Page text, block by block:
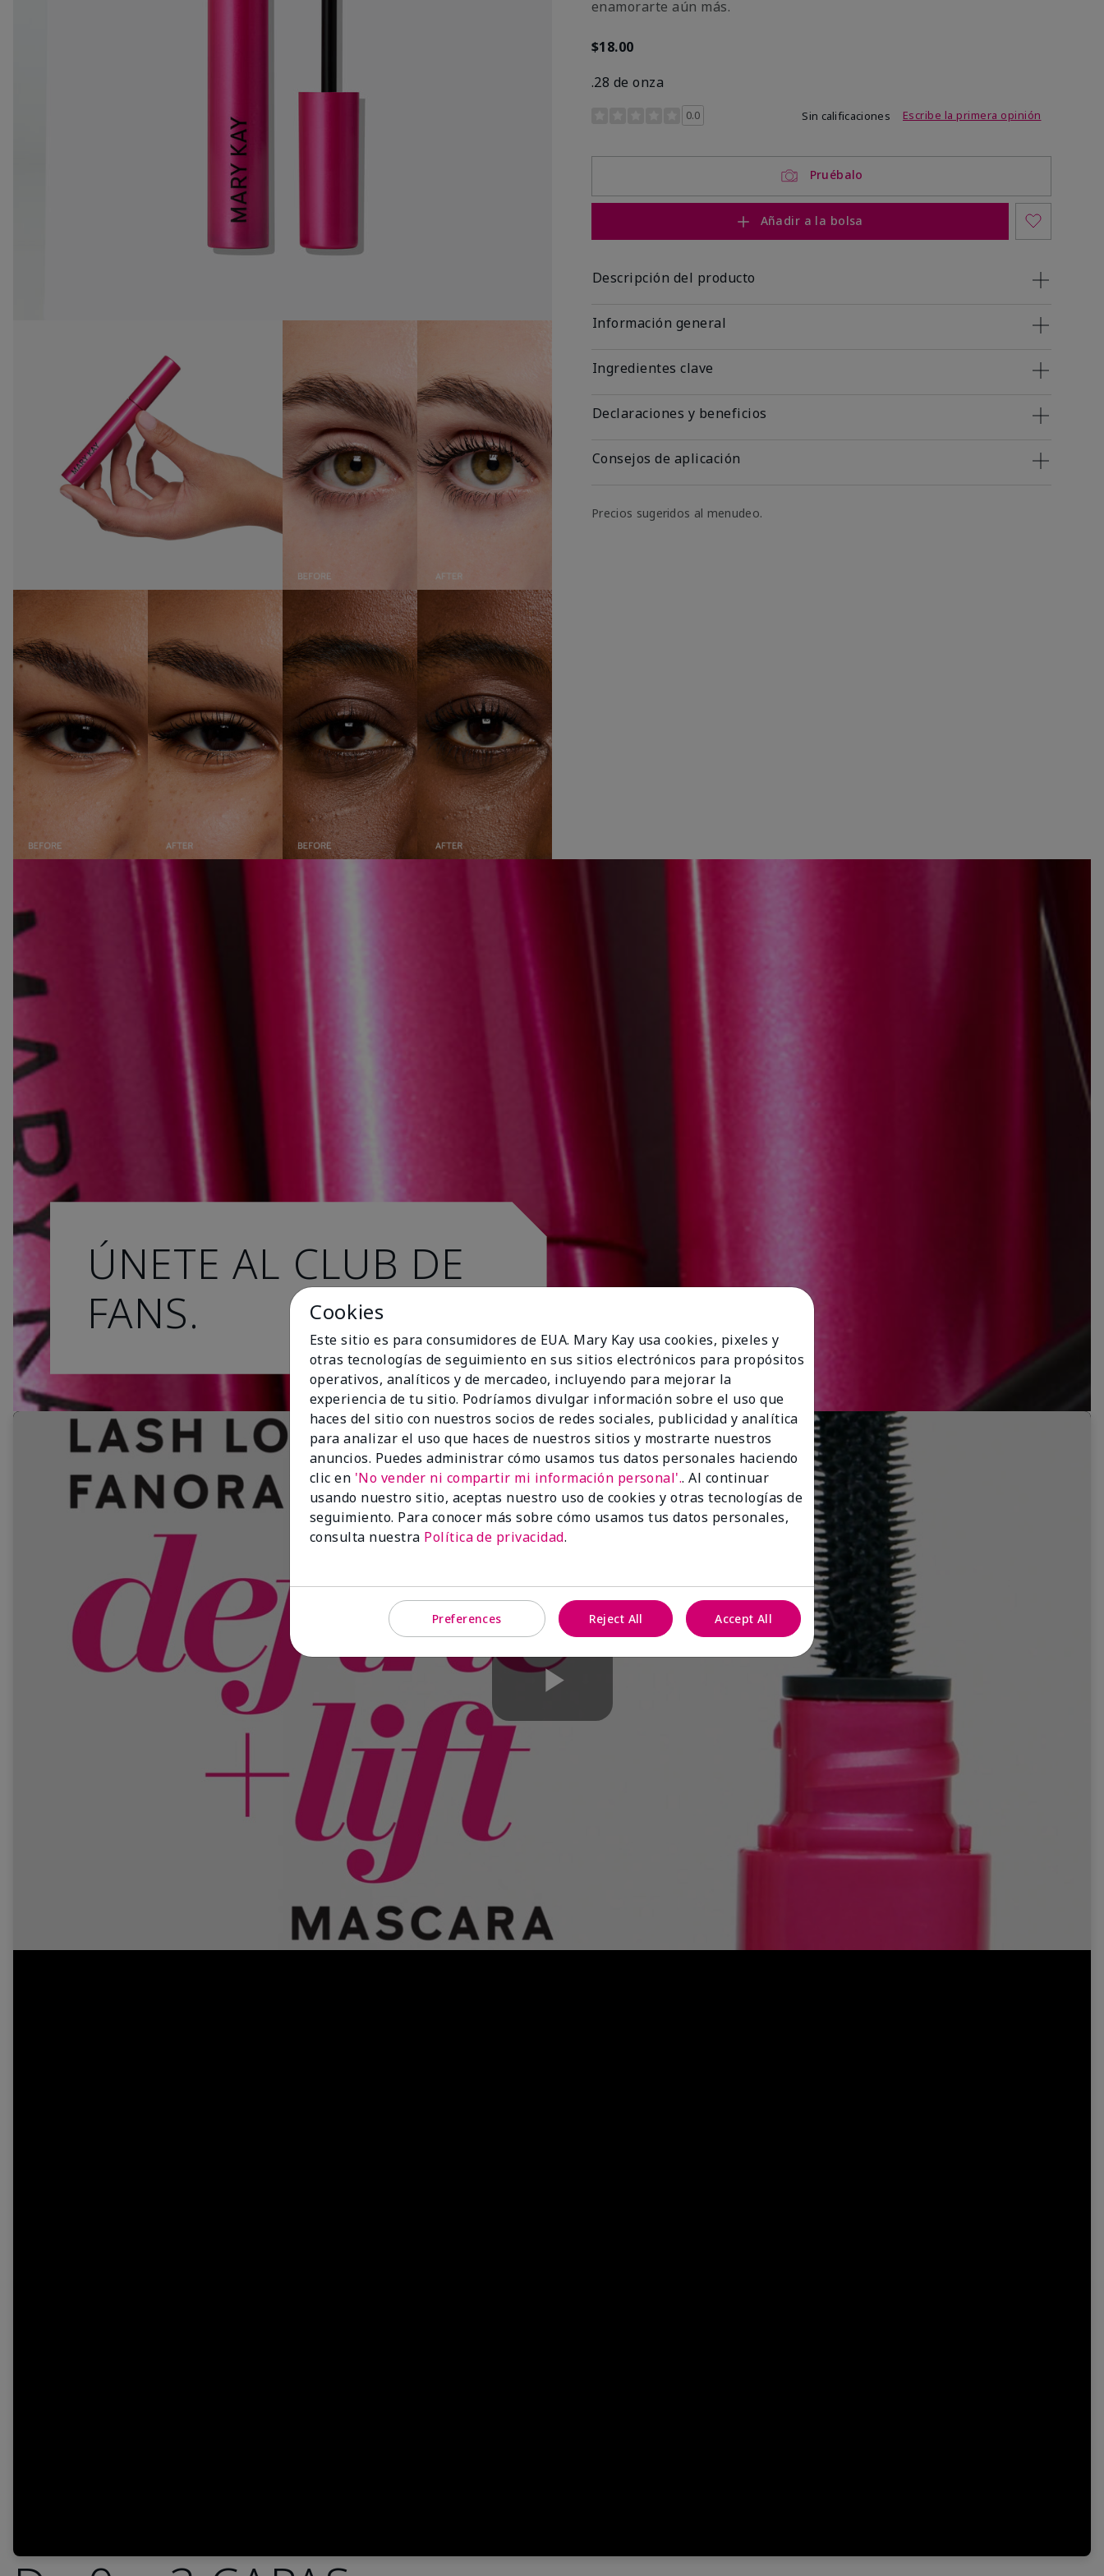
enamorarte aún más.
$18.00
.28 de onza
Calificación de clientes de 3,4 de 5
0.0 Sin calificaciones Escribe la primera opinión
Pruébalo
Añadir a la bolsa
Descripción del producto
Información general
Ingredientes clave
Declaraciones y beneficios
Consejos de aplicación
Precios sugeridos al menudeo.
ÚNETE AL CLUB DE
FANS.
Play
Cookies
Este sitio es para consumidores de EUA. Mary Kay usa cookies, pixeles y
otras tecnologías de seguimiento en sus sitios electrónicos para propósitos
operativos, analíticos y de mercadeo, incluyendo para mejorar la
experiencia de tu sitio. Podríamos divulgar información sobre el uso que
haces del sitio con nuestros socios de redes sociales, publicidad y analítica
para analizar el uso que haces de nuestros sitios y mostrarte nuestros
anuncios. Puedes administrar cómo usamos tus datos personales haciendo
clic en 'No vender ni compartir mi información personal'.. Al continuar
usando nuestro sitio, aceptas nuestro uso de cookies y otras tecnologías de
seguimiento. Para conocer más sobre cómo usamos tus datos personales,
consulta nuestra Política de privacidad.
Preferences Reject All Accept All